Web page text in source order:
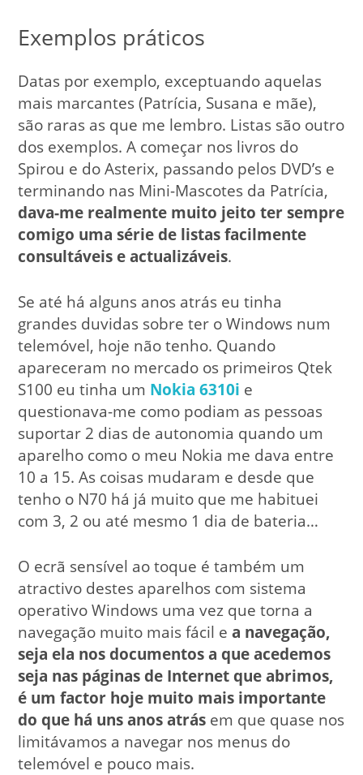
Exemplos práticos
Datas por exemplo, exceptuando aquelas
mais marcantes (Patrícia, Susana e mãe),
são raras as que me lembro. Listas são outro
dos exemplos. A começar nos livros do
Spirou e do Asterix, passando pelos DVD’s e
terminando nas Mini-Mascotes da Patrícia,
dava-me realmente muito jeito ter sempre
comigo uma série de listas facilmente
consultáveis e actualizáveis.
Se até há alguns anos atrás eu tinha
grandes duvidas sobre ter o Windows num
telemóvel, hoje não tenho. Quando
apareceram no mercado os primeiros Qtek
S100 eu tinha um Nokia 6310i e
questionava-me como podiam as pessoas
suportar 2 dias de autonomia quando um
aparelho como o meu Nokia me dava entre
10 a 15. As coisas mudaram e desde que
tenho o N70 há já muito que me habituei
com 3, 2 ou até mesmo 1 dia de bateria…
O ecrã sensível ao toque é também um
atractivo destes aparelhos com sistema
operativo Windows uma vez que torna a
navegação muito mais fácil ea navegação,
seja ela nos documentos a que acedemos
seja nas páginas de Internet que abrimos,
é um factor hoje muito mais importante
do que há uns anos atrás em que quase nos
limitávamos a navegar nos menus do
telemóvel e pouco mais.